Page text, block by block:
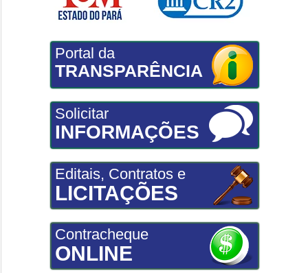
Portal da
TRANSPARÊNCIA
Solicitar
INFORMAÇÕES
Editais, Contratos e
LICITAÇÕES
Contracheque
ONLINE